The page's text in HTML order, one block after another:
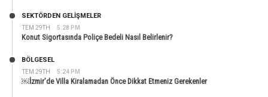
TEM 29TH 5:28 PM
SEKTÖRDEN GELIŞMELER
Konut Sigortasında Poliçe Bedeli Nasıl Belirlenir?
TEM 29TH 5:24 PM
BÖLGESEL
￼İzmir’de Villa Kiralamadan Önce Dikkat Etmeniz Gerekenler